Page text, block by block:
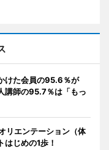
けた会員の95.6％が
講師の95.7％は「もっ
リエンテーション（体
じめの1歩！